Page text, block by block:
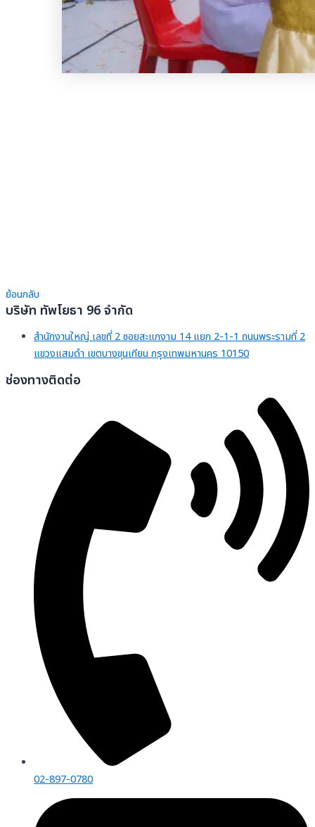
ย้อนกลับ
บริษัท ทัพโยธา 96 จำกัด
สำนักงานใหญ่ เลขที่ 2 ซอยสะแกงาม 14 แยก 2-1-1 ถนนพระรามที่ 2
แขวงแสมดำ เขตบางขุนเทียน กรุงเทพมหานคร 10150
ช่องทางติดต่อ
02-897-0780